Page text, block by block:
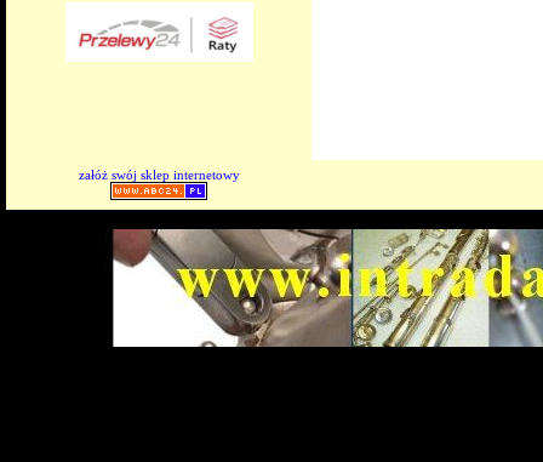
załóż swój sklep internetowy